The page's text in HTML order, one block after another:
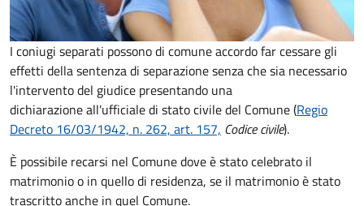
I coniugi separati possono di comune accordo far cessare gli
effetti della sentenza di separazione senza che sia necessario
l'intervento del giudice presentando una
dichiarazione all'ufficiale di stato civile del Comune (Regio
Decreto 16/03/1942, n. 262, art. 157, Codice civile).
È possibile recarsi nel Comune dove è stato celebrato il
matrimonio o in quello di residenza, se il matrimonio è stato
trascritto anche in quel Comune.